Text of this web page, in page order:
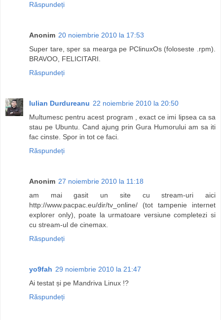
Răspundeți
Anonim 20 noiembrie 2010 la 17:53
Super tare, sper sa mearga pe PClinuxOs (foloseste .rpm).
BRAVOO, FELICITARI.
Răspundeți
Iulian Durdureanu 22 noiembrie 2010 la 20:50
Multumesc pentru acest program , exact ce imi lipsea ca sa
stau pe Ubuntu. Cand ajung prin Gura Humorului am sa iti
fac cinste. Spor in tot ce faci.
Răspundeți
Anonim 27 noiembrie 2010 la 11:18
am mai gasit un site cu stream-uri aici
http://www.pacpac.eu/dir/tv_online/ (tot tampenie internet
explorer only), poate la urmatoare versiune completezi si
cu stream-ul de cinemax.
Răspundeți
yo9fah 29 noiembrie 2010 la 21:47
Ai testat și pe Mandriva Linux !?
Răspundeți